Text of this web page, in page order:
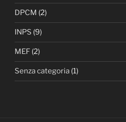
DPCM (2)
INPS (9)
MEF (2)
Senza categoria (1)